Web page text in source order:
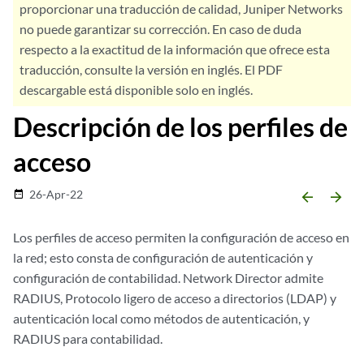
proporcionar una traducción de calidad, Juniper Networks
no puede garantizar su corrección. En caso de duda
respecto a la exactitud de la información que ofrece esta
traducción, consulte la versión en inglés. El PDF
descargable está disponible solo en inglés.
Descripción de los perfiles de
acceso
date_range 26-Apr-22 arrow_backward arrow_forward
Los perfiles de acceso permiten la configuración de acceso en
la red; esto consta de configuración de autenticación y
configuración de contabilidad. Network Director admite
RADIUS, Protocolo ligero de acceso a directorios (LDAP) y
autenticación local como métodos de autenticación, y
RADIUS para contabilidad.